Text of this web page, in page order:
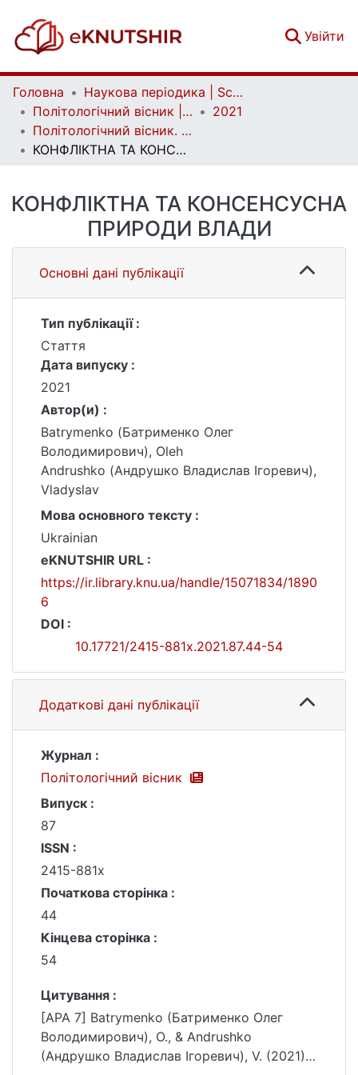
Увійти
Головна
Наукова періодика | Scientific periodicals
Політологічний вісник | Politology bulletin
2021
Політологічний вісник. Випуск 87
КОНФЛІКТНА ТА КОНСЕНСУСНА ПРИРОДИ ВЛАДИ
КОНФЛІКТНА ТА КОНСЕНСУСНА
ПРИРОДИ ВЛАДИ
Основні дані публікації
Тип публікації :
Стаття
Дата випуску :
2021
Автор(и) :
Batrymenko (Батрименко Олег
Володимирович), Oleh
Andrushko (Андрушко Владислав Ігоревич),
Vladyslav
Мова основного тексту :
Ukrainian
eKNUTSHIR URL :
https://ir.library.knu.ua/handle/15071834/1890
6
DOI :
10.17721/2415-881x.2021.87.44-54
Додаткові дані публікації
Журнал :
Політологічний вісник
Випуск :
87
ISSN :
2415-881x
Початкова сторінка :
44
Кінцева сторінка :
54
Цитування :
[APA 7] Batrymenko (Батрименко Олег
Володимирович), O., & Andrushko
(Андрушко Владислав Ігоревич), V. (2021).